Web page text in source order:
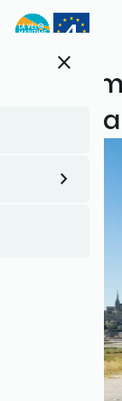
Direkt
zum
close
Un air